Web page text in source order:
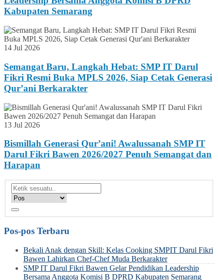
Kabupaten Semarang
14 Jul 2026
Semangat Baru, Langkah Hebat: SMP IT Darul
Fikri Resmi Buka MPLS 2026, Siap Cetak Generasi
Qur’ani Berkarakter
13 Jul 2026
Bismillah Generasi Qur’ani! Awalussanah SMP IT
Darul Fikri Bawen 2026/2027 Penuh Semangat dan
Harapan
Pos-pos Terbaru
Bekali Anak dengan Skill: Kelas Cooking SMPIT Darul Fikri
Bawen Lahirkan Chef-Chef Muda Berkarakter
SMP IT Darul Fikri Bawen Gelar Pendidikan Leadership
Bersama Anggota Komisi B DPRD Kabupaten Semarang